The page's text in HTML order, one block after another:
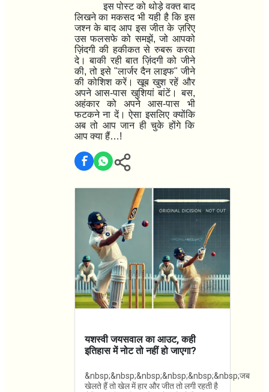
इस पोस्ट को थोड़े वक्त बाद
लिखने का मकसद भी यही है किइस
जश्न के बाद आप इस जीत के ज़रिए
उस फलसफे को समझें, जो आपको
ज़िंदगी की हकीकत से रुबरू करवा
दे। बाकी रही बातज़िंदगी को जीने
की, तो इसे "लार्जर दैन लाइफ" जीने
की कोशिश करें। खूब खुश रहें और
अपने आस-पास खुशियां बांटें। बस,
अहंकार को अपने आस-पास भी
फटकने ना दें। ऐसा इसलिए क्योंकि
अब तो आप जान ही चुके होंगे कि
आप क्या हैं…!
यशस्वी जयसवाल का आउट, कही
इतिहास में नोट तो नहीं हो जाएगा‌?
&nbsp;&nbsp;&nbsp;&nbsp;&nbsp;&nbsp;जब
खेलते हैं तो खेल में हार और जीत तो लगी रहती है